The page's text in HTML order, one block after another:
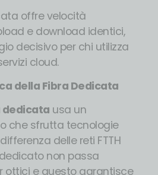
offre velocità
e download identici,
decisivo per chi utilizza
cloud.
della Fibra Dedicata
usa un
che sfrutta tecnologie
delle reti FTTH
non passa
ottici e questo garantisce